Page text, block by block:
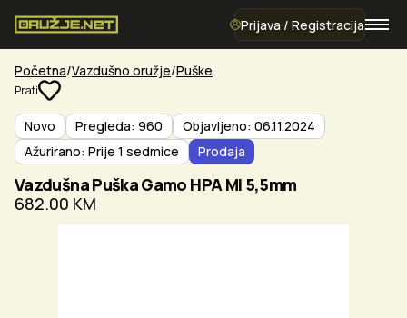
Prijava / Registracija
Početna Vazdušno oružje Puške
Prati
Novo Pregleda: 960
Objavljeno: 06.11.2024
Ažurirano: Prije 1 sedmice
Prodaja
Vazdušna Puška Gamo HPA MI 5,5mm
682.00 KM